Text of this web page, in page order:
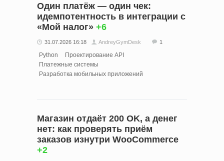
Один платёж — один чек:
идемпотентность в интеграции с
«Мой налог» +6
31.07.2026 16:18 AndreyGymDesk 1
Python
Проектирование API
Платежные системы
Разработка мобильных приложений
Магазин отдаёт 200 OK, а денег
нет: как проверять приём
заказов изнутри WooCommerce
+2